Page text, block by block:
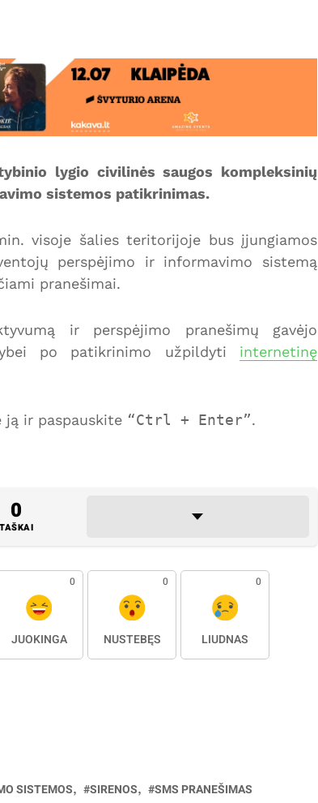
lygio civilinės saugos kompleksinių
sistemos patikrinimas.
visoje šalies teritorijoje bus įjungiamos
perspėjimo ir informavimo sistemą
pranešimai.
ir perspėjimo pranešimų gavėjo
po patikrinimo užpildyti internetinę
ją ir paspauskite Ctrl + Enter .
0
TAŠKAI
0
JUOKINGA
0
NUSTEBĘS
0
LIŪDNAS
SISTEMOS SIRENOS SMS PRANEŠIMAS